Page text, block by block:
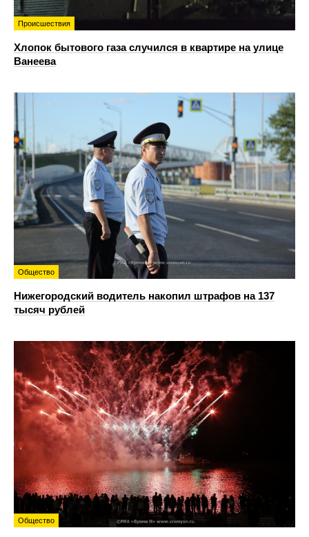
Происшествия
Хлопок бытового газа случился в квартире на улице
Ванеева
Общество
Нижегородский водитель накопил штрафов на 137
тысяч рублей
Общество